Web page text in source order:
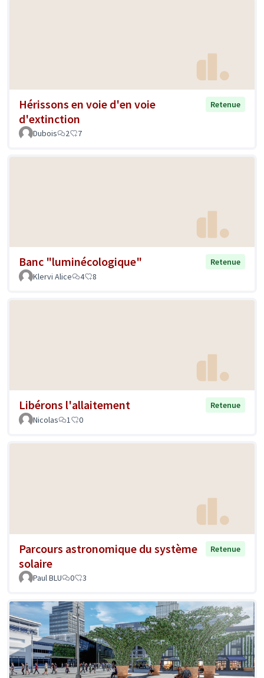
Hérissons en voie d'en voie
d'extinction
Retenue
Dubois 2 7
Banc "luminécologique"
Retenue
Klervi Alice
4 8
Libérons l'allaitement
Retenue
Nicolas
1 0
Parcours astronomique du système
solaire
Retenue
Paul BLU 0 3